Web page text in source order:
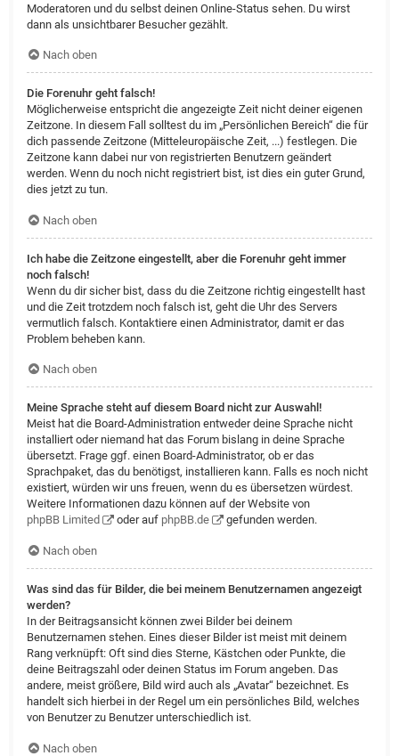
Moderatoren und du selbst deinen Online-Status sehen. Du wirst
dann als unsichtbarer Besucher gezählt.
Nach oben
Die Forenuhr geht falsch!
Möglicherweise entspricht die angezeigte Zeit nicht deiner eigenen
Zeitzone. In diesem Fall solltest du im „Persönlichen Bereich“ die für
dich passende Zeitzone (Mitteleuropäische Zeit, ...) festlegen. Die
Zeitzone kann dabei nur von registrierten Benutzern geändert
werden. Wenn du noch nicht registriert bist, ist dies ein guter Grund,
dies jetzt zu tun.
Nach oben
Ich habe die Zeitzone eingestellt, aber die Forenuhr geht immer
noch falsch!
Wenn du dir sicher bist, dass du die Zeitzone richtig eingestellt hast
und die Zeit trotzdem noch falsch ist, geht die Uhr des Servers
vermutlich falsch. Kontaktiere einen Administrator, damit er das
Problem beheben kann.
Nach oben
Meine Sprache steht auf diesem Board nicht zur Auswahl!
Meist hat die Board-Administration entweder deine Sprache nicht
installiert oder niemand hat das Forum bislang in deine Sprache
übersetzt. Frage ggf. einen Board-Administrator, ob er das
Sprachpaket, das du benötigst, installieren kann. Falls es noch nicht
existiert, würden wir uns freuen, wenn du es übersetzen würdest.
Weitere Informationen dazu können auf der Website von
phpBB Limited
oder auf phpBB.de gefunden werden.
Nach oben
Was sind das für Bilder, die bei meinem Benutzernamen angezeigt
werden?
In der Beitragsansicht können zwei Bilder bei deinem
Benutzernamen stehen. Eines dieser Bilder ist meist mit deinem
Rang verknüpft: Oft sind dies Sterne, Kästchen oder Punkte, die
deine Beitragszahl oder deinen Status im Forum angeben. Das
andere, meist größere, Bild wird auch als „Avatar“ bezeichnet. Es
handelt sich hierbei in der Regel um ein persönliches Bild, welches
von Benutzer zu Benutzer unterschiedlich ist.
Nach oben